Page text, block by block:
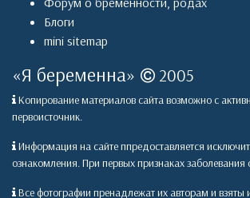
Блоги
mini sitemap
«Я беременна» 2005
Копирование материалов сайта возможно с
первоисточник.
Информация на сайте ппредоставляется
ознакомления. При первых признаках заболевания
Все фотографии пренадлежат их авторам и взяты